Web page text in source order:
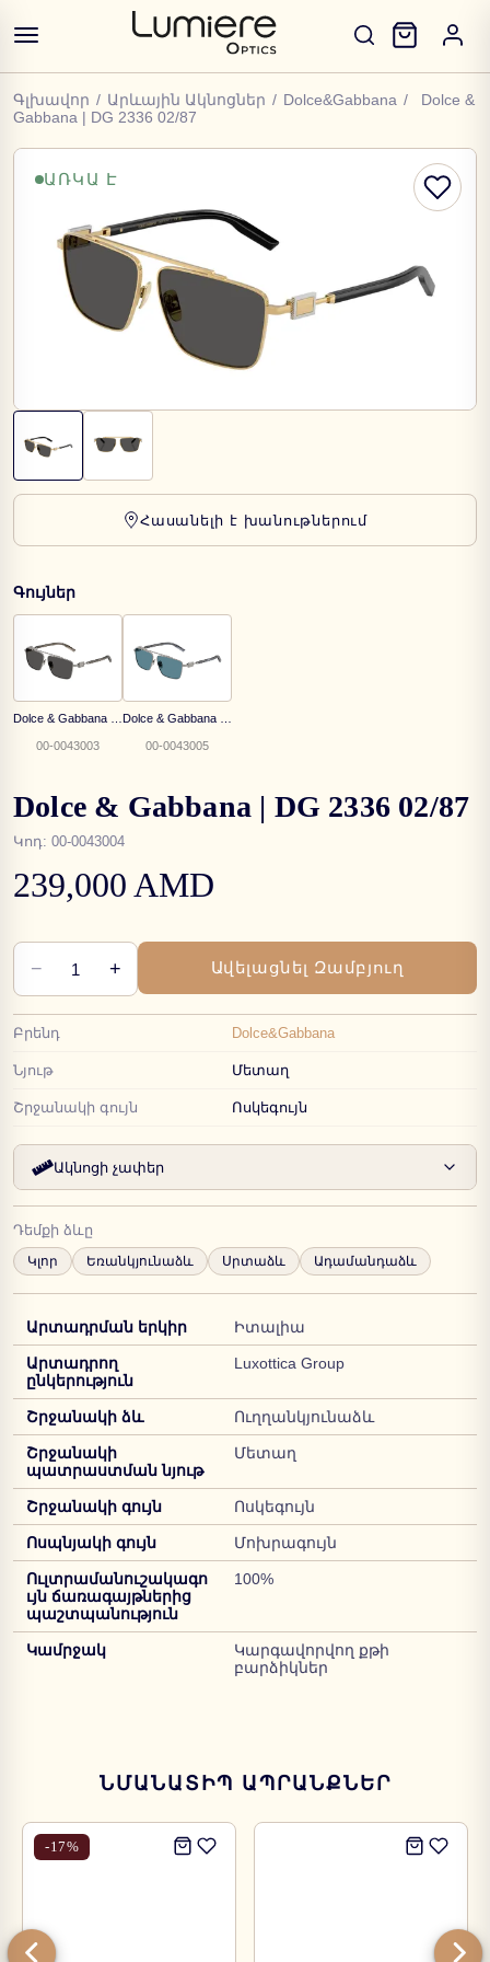
Գլխավոր / Արևային Ակնոցներ / Dolce&Gabbana /
Dolce &
Gabbana | DG 2336 02/87
ԱՌԿԱ Է
Հասանելի է խանութներում
Գույներ
00-0043003 00-0043005
Dolce & Gabbana | DG 2336 02/87
Կոդ: 00-0043004
239,000 AMD
− 1 + Ավելացնել Զամբյուղ
Բրենդ Dolce&Gabbana
Նյութ Մետաղ
Շրջանակի գույն Ոսկեգույն
Ակնոցի չափեր
Դեմքի ձևը
Կլոր Եռանկյունաձև Սրտաձև Ադամանդաձև
Արտադրման երկիր Իտալիա
Արտադրող
ընկերություն
Luxottica Group
Շրջանակի ձև Ուղղանկյունաձև
Շրջանակի
պատրաստման նյութ
Մետաղ
Շրջանակի գույն Ոսկեգույն
Ոսպնյակի գույն Մոխրագույն
Ուլտրամանուշակագո
ւյն ճառագայթներից
պաշտպանություն
100%
Կամրջակ
Կարգավորվող քթի
բարձիկներ
ՆՄԱՆԱՏԻՊ ԱՊՐԱՆՔՆԵՐ
-17%